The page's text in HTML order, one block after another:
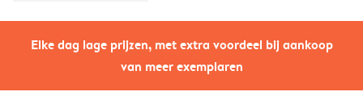
Elke dag lage prijzen, met extra voordeel bij aankoop
van meer exemplaren